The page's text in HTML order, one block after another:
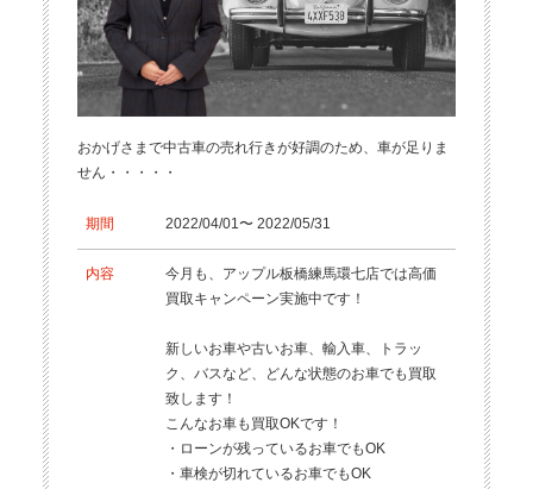
おかげさまで中古車の売れ行きが好調のため、車が足りま
せん・・・・・
期間 2022/04/01〜 2022/05/31
内容
今月も、アップル板橋練馬環七店では高価
買取キャンペーン実施中です！
新しいお車や古いお車、輸入車、トラッ
ク、バスなど、どんな状態のお車でも買取
致します！
こんなお車も買取OKです！
・ローンが残っているお車でもOK
・車検が切れているお車でもOK